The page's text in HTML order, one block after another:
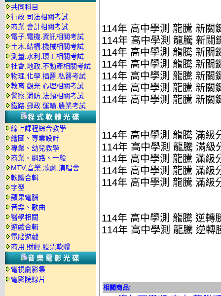
共同科目
行政.司法相關考試
商業.會計相關考試
電子.電機.資訊相關考試
土木.結構.機械相關考試
測量.水利.環工相關考試
社會.地政.不動產相關考試
物理.化學.插醫.私醫考試
教育.觀光.心理相關考試
警察,消防,法類相關考試
鐵路.郵政.運輸.農業考試
程式軟體光碟
線上課程綜合教學
繪圖、專業設計
專業、幼兒教學
商業、網路、一般
MTV,音樂,歌劇,演唱會
軟體合輯
字型
蘋果電腦
音樂、歌曲
醫學相關
遊戲合輯
電腦遊戲
商用.財經.股票軟體
音樂電影光碟
電視劇影集
電影院線片
114年 高中學測 龍騰 新關
114年 高中學測 龍騰 新關
114年 高中學測 龍騰 新關
114年 高中學測 龍騰 新關
114年 高中學測 龍騰 新關
114年 高中學測 龍騰 新關
114年 高中學測 龍騰 新關
114年 高中學測 龍騰 滿級
114年 高中學測 龍騰 滿級
114年 高中學測 龍騰 滿級
114年 高中學測 龍騰 滿級
114年 高中學測 龍騰 滿級
114年 高中學測 龍騰 逆轉
114年 高中學測 龍騰 逆轉
相關商品: